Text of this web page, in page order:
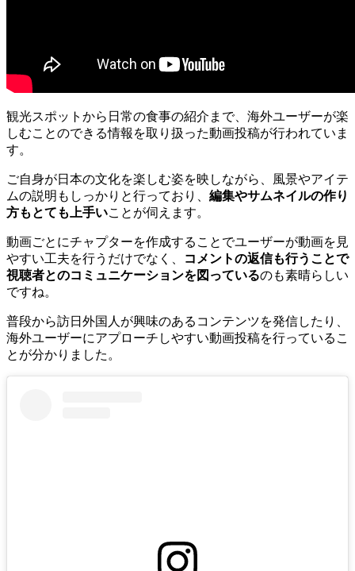
観光スポットから日常の食事の紹介まで、海外ユーザーが楽
しむことのできる情報を取り扱った動画投稿が行われていま
す。
ご自身が日本の文化を楽しむ姿を映しながら、風景やアイテ
ムの説明もしっかりと行っており、 編集やサムネイルの作り
方もとても上手いことが伺えます。
動画ごとにチャプターを作成することでユーザーが動画を見
やすい工夫を行うだけでなく、
コメントの返信も行うことで
視聴者とのコミュニケーションを図っているのも素晴らしい
ですね。
普段から訪日外国人が興味のあるコンテンツを発信したり、
海外ユーザーにアプローチしやすい動画投稿を行っているこ
とが分かりました。